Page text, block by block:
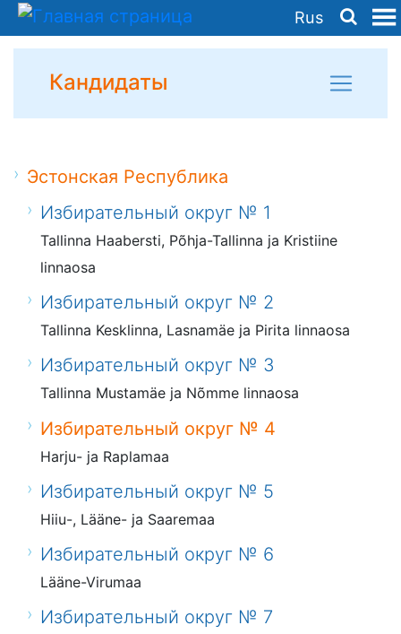
Rus
Кандидаты
Эстонская Республика
Избирательный округ № 1
Tallinna Haabersti, Põhja-Tallinna ja Kristiine
linnaosa
Избирательный округ № 2
Tallinna Kesklinna, Lasnamäe ja Pirita linnaosa
Избирательный округ № 3
Tallinna Mustamäe ja Nõmme linnaosa
Избирательный округ № 4
Harju- ja Raplamaa
Избирательный округ № 5
Hiiu-, Lääne- ja Saaremaa
Избирательный округ № 6
Lääne-Virumaa
Избирательный округ № 7